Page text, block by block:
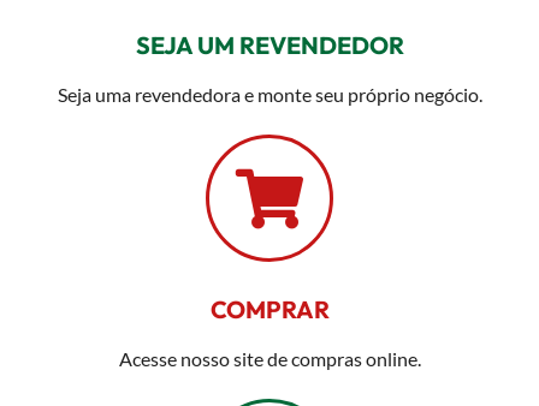
SEJA UM REVENDEDOR
Seja uma revendedora e monte seu próprio negócio.
COMPRAR
Acesse nosso site de compras online.